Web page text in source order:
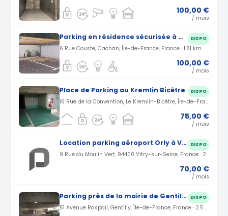
100,00 €
/ mois
Parking en résidence sécurisée à Cachan DISPO
6 Rue Couste, Cachan, Île-de-France, France · 1.81 km
100,00 €
/ mois
Place de Parking au Kremlin Bicêtre DISPO
16 Rue de la Convention, Le Kremlin-Bicêtre, Île-de-France, France · 2.23 km
75,00 €
/ mois
Location parking aéroport Orly à Vitry-sur-seine (94) DISPO
9 Rue du Moulin Vert, 94400 Vitry-sur-Seine, France · 2.26 km
70,00 €
/ mois
Parking près de la mairie de Gentilly DISPO
51 Avenue Raspail, Gentilly, Île-de-France, France · 2.58 km